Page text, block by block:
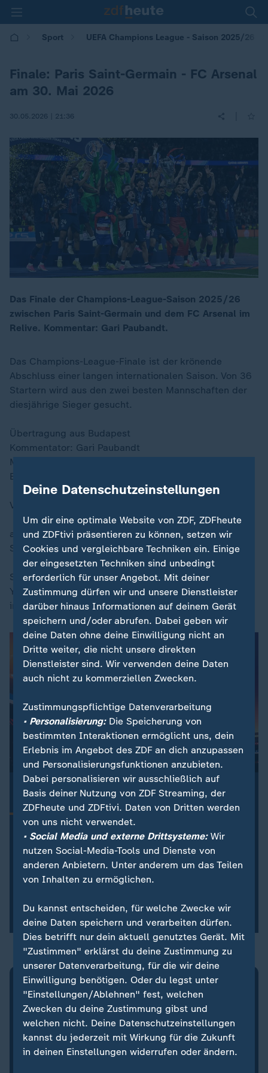
Sport UEFA Champions League - Saison 2025/26
Finale: Paris Saint-Germain - FC Arsenal
am 30. Mai 2026
30.05.2026 | 21:36
Das Finale der Champions-League-Saison 2025/26
zwischen Paris Saint-Germain und dem FC Arsenal im
Relive. Kommentar: Gari Paubandt.
Das Champions-League-Finale ist der krönende
Abschluss einer langen internationalen Saison. Von 36
Startern wird aus den zwei besten Mannschaften der
diesjährige Sieger gesucht.
Übertragung aus Budapest
Kommentator: Gari Paubandt
Moderation: Jochen Breyer
Experten: Per Mertesacker, Christoph Kramer
Verlängerung und Elfmeterschießen möglich
anschl.
Siegerehrung
SailGP bei sportstudio.de: 6. Rennen aus New
York/USA mit Kommentator Nils Kaben ab 21.30 Uhr
im Livestream
ZDFsportstudio Update
Dein Newsletter zur Fußball-WM 2026
zum DFB-Team und die wichtigsten Nachrichten zur
Fußball-WM 2026 – kompakt und aktuell. Jetzt
abonnieren!
Mit dem Abonnieren-Button akzeptieren Sie unsere
Nutzungsbedingungen.
BETA
PSG vs. Arsenal: Was denkst du
über das Champions-League-
Finale?
Deine Datenschutzeinstellungen
Um dir eine optimale Website von ZDF, ZDFheute
und ZDFtivi präsentieren zu können, setzen wir
Cookies und vergleichbare Techniken ein. Einige
der eingesetzten Techniken sind unbedingt
erforderlich für unser Angebot. Mit deiner
Zustimmung dürfen wir und unsere Dienstleister
darüber hinaus Informationen auf deinem Gerät
speichern und/oder abrufen. Dabei geben wir
deine Daten ohne deine Einwilligung nicht an
Dritte weiter, die nicht unsere direkten
Dienstleister sind. Wir verwenden deine Daten
auch nicht zu kommerziellen Zwecken.
Zustimmungspflichtige Datenverarbeitung
• Personalisierung:Die Speicherung von
bestimmten Interaktionen ermöglicht uns, dein
Erlebnis im Angebot des ZDF an dich anzupassen
und Personalisierungsfunktionen anzubieten.
Dabei personalisieren wir ausschließlich auf
Basis deiner Nutzung von ZDF Streaming, der
ZDFheute und ZDFtivi. Daten von Dritten werden
von uns nicht verwendet.
• Social Media und externe Drittsysteme:Wir
nutzen Social-Media-Tools und Dienste von
anderen Anbietern. Unter anderem um das Teilen
von Inhalten zu ermöglichen.
Du kannst entscheiden, für welche Zwecke wir
deine Daten speichern und verarbeiten dürfen.
Dies betrifft nur dein aktuell genutztes Gerät. Mit
"Zustimmen" erklärst du deine Zustimmung zu
unserer Datenverarbeitung, für die wir deine
Einwilligung benötigen. Oder du legst unter
"Einstellungen/Ablehnen" fest, welchen
Zwecken du deine Zustimmung gibst und
welchen nicht. Deine Datenschutzeinstellungen
kannst du jederzeit mit Wirkung für die Zukunft
in deinen Einstellungen widerrufen oder ändern.